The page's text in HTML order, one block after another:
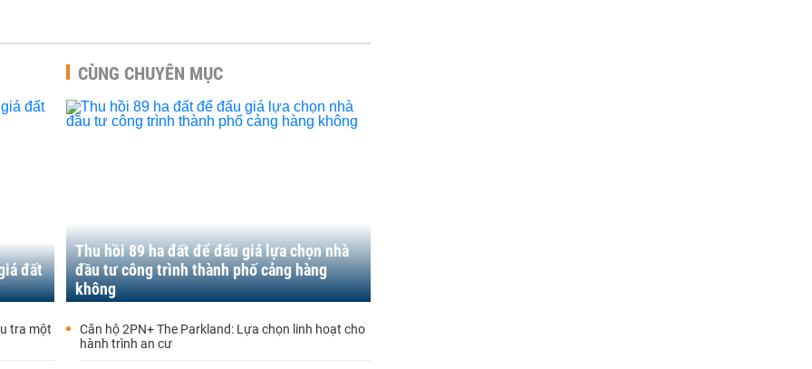
đất
tra một
CÙNG CHUYÊN MỤC
Thu hồi 89 ha đất để đấu giá lựa chọn nhà
đầu tư công trình thành phố cảng hàng
không
Căn hộ 2PN+ The Parkland: Lựa chọn linh hoạt cho
hành trình an cư